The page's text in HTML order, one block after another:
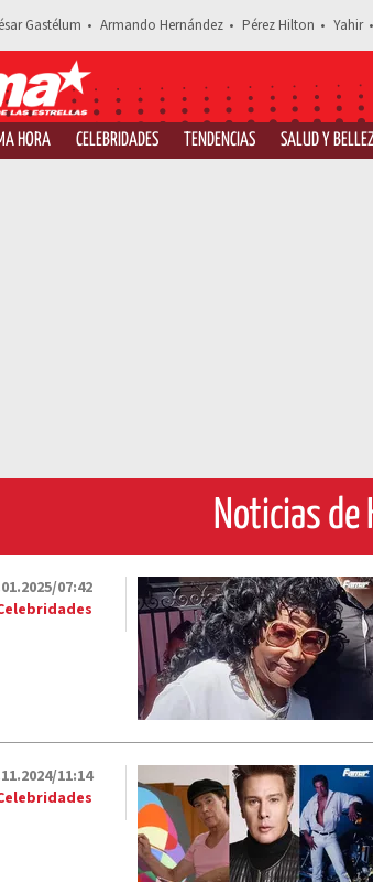
Gastélum Armando Hernández Pérez Hilton Yahir
HORA CELEBRIDADES TENDENCIAS SALUD Y
Noticias de
07:42
11:14